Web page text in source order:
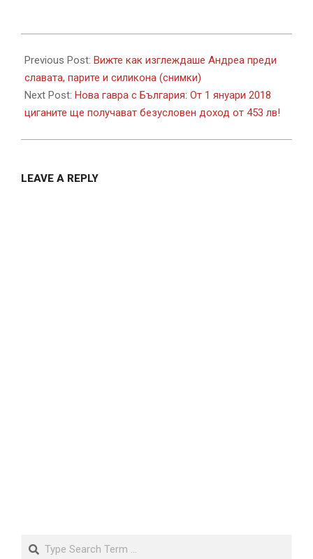
12-
04
Previous Post: Вижте как изглеждаше Андреа преди
славата, парите и силикона (снимки)
Next Post: Нова гавра с България: От 1 януари 2018
циганите ще получават безусловен доход от 453 лв!
LEAVE A REPLY
Search